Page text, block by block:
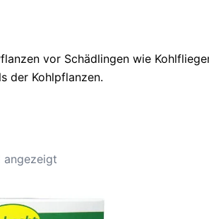
vor Schädlingen wie
der Kohlpflanzen.
angezeigt